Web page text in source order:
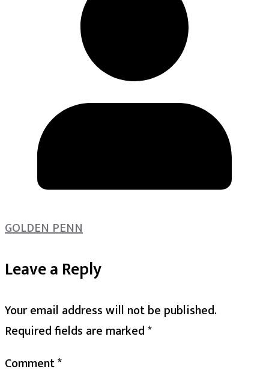
GOLDEN PENN
Leave a Reply
Your email address will not be published.
Required fields are marked*
Comment*